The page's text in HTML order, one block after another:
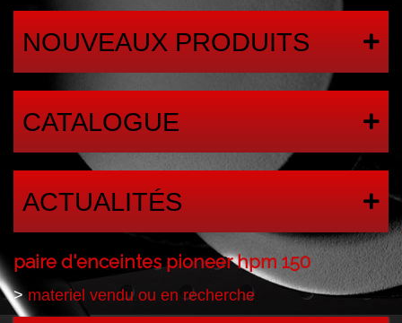
NOUVEAUX PRODUITS
CATALOGUE
ACTUALITÉS
paire d'enceintes pioneer hpm 150
>materiel vendu ou en recherche